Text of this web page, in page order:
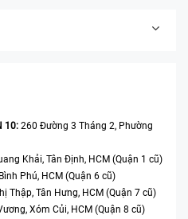
10: 260 Đường 3 Tháng 2, Phường
Khải, Tân Định, HCM (Quận 1 cũ)
Phú, HCM (Quận 6 cũ)
Thập, Tân Hưng, HCM (Quận 7 cũ)
Xóm Củi, HCM (Quận 8 cũ)